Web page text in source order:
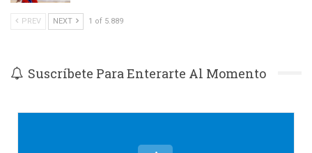
PREV NEXT 1 of 5.889
Suscríbete Para Enterarte Al Momento